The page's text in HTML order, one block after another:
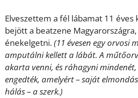
Elveszettem a fél lábamat 11 éves
bejött a beatzene
énekelgetni.(11 évesen egy orvosi
amputálni kellett a lábát. A
akarta venni, és ráhagyni mindenét,
engedték, amelyért – saját
hálás – a szerk.)